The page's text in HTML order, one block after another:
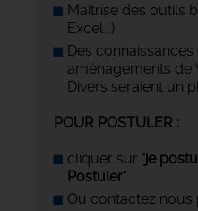
Maitrise des outils
Excel...)
Des
aménagements de
Divers seraient un
POUR POSTULER :
cliquer sur "je
Postuler"
Ou contactez nous